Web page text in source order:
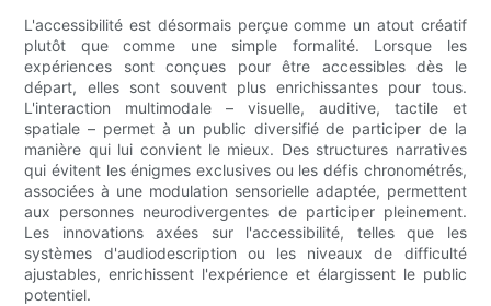
L'accessibilité est désormais perçue comme un atout créatif
plutôt que comme une simple formalité. Lorsque les
expériences sont conçues pour être accessibles dès le
départ, elles sont souvent plus enrichissantes pour tous.
L'interaction multimodale – visuelle, auditive, tactile et
spatiale – permet à un public diversifié de participer de la
manière qui lui convient le mieux. Des structures narratives
qui évitent les énigmes exclusives ou les défis chronométrés,
associées à une modulation sensorielle adaptée, permettent
aux personnes neurodivergentes de participer pleinement.
Les innovations axées sur l'accessibilité, telles que les
systèmes d'audiodescription ou les niveaux de difficulté
ajustables, enrichissent l'expérience et élargissent le public
potentiel.